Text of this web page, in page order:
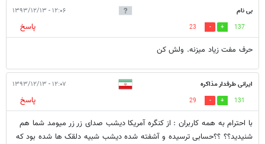
بی نام ۱۲:۰۶ - ۱۳۹۳/۱۲/۱۳
137
23
پاسخ
حرف مفت زیاد میزنه. ولش کن
ایرانی طرفدار مذاکره ۱۲:۰۷ - ۱۳۹۳/۱۲/۱۳
131
29
پاسخ
با احترام به همه کاربران : از کنگره آمریکا دیشب صدای زر زر میومد شما هم
شنیدید؟؟ ؟؟حسابی ترسیده و آشفته شده دیشب شبیه دلقک ها شده بود که